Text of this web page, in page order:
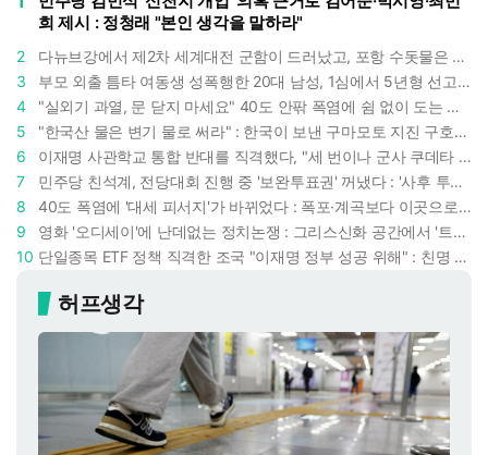
희 제시 : 정청래 "본인 생각을 말하라"
2
다뉴브강에서 제2차 세계대전 군함이 드러났고, 포항 수돗물은 갑자기 짜졌다 : 폭염·가뭄이 만든 낯선 풍경
3
부모 외출 틈타 여동생 성폭행한 20대 남성, 1심에서 5년형 선고 : 친족 간 '암수범죄'의 심각성
4
"실외기 과열, 문 닫지 마세요" 40도 안팎 폭염에 쉼 없이 도는 에어컨 : 화재 위험 경고등!
5
"한국산 물은 변기 물로 써라" : 한국이 보낸 구마모토 지진 구호품에 한 일본인의 '어처구니 없는' 반응
6
이재명 사관학교 통합 반대를 직격했다, "세 번이나 군사 쿠데타 했는데 압도적 지위"
7
민주당 친석계, 전당대회 진행 중 '보완투표권' 꺼냈다 : '사후 투표 허용' 무리수에 정청래 "투표 쿠데타"
8
40도 폭염에 '대세 피서지'가 바뀌었다 : 폭포·계곡보다 이곳으로 더 몰린다
9
영화 '오디세이'에 난데없는 정치논쟁 : 그리스신화 공간에서 '트럼프 전쟁의 참혹함'이 보인다
10
단일종목 ETF 정책 직격한 조국 "이재명 정부 성공 위해" : 친명 충성파는 조국을 '반명'이라 할까
허프생각